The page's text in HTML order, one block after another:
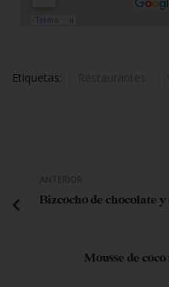
Etiquetas: Restaurantes
ANTERIOR
Bizcocho de chocolate
Mousse de